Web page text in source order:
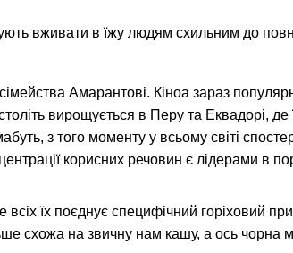
вживати в їжу людям схильним до
Амарантові. Кіноа зараз
вирощується в Перу та Еквадорі, де
з того моменту у всьому світі
корисних речовин є лідерами в
всіх їх поєднує специфічний горіховий
схожа на звичну нам кашу, а ось чорна